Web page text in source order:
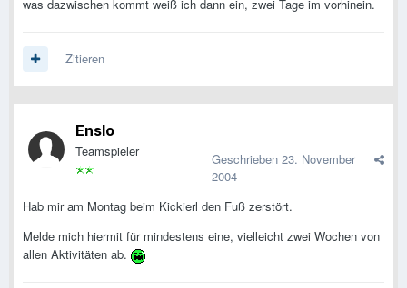
was dazwischen kommt weiß ich dann ein, zwei Tage im vorhinein.
Zitieren
Enslo
Teamspieler Geschrieben 23. November
2004
Hab mir am Montag beim Kickierl den Fuß zerstört.
Melde mich hiermit für mindestens eine, vielleicht zwei Wochen von
allen Aktivitäten ab.